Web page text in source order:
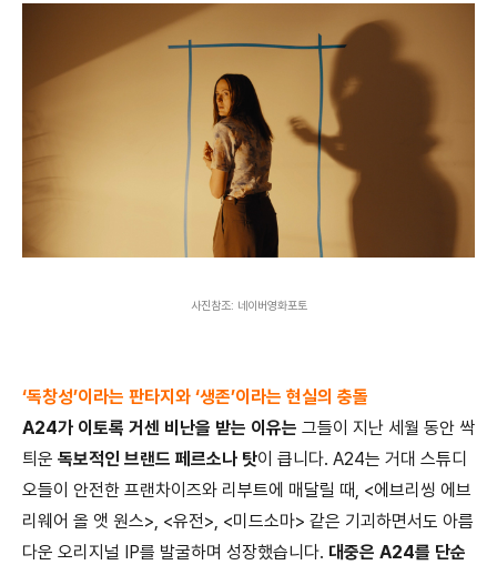
사진참조: 네이버영화포토
‘독창성’이라는 판타지와 ‘생존’이라는 현실의 충돌
A24가 이토록 거센 비난을 받는 이유는 그들이 지난 세월 동안 싹
틔운 독보적인 브랜드 페르소나 탓이 큽니다. A24는 거대 스튜디
오들이 안전한 프랜차이즈와 리부트에 매달릴 때, <에브리씽 에브
리웨어 올 앳 원스>, <유전>, <미드소마> 같은 기괴하면서도 아름
다운 오리지널 IP를 발굴하며 성장했습니다. 대중은 A24를 단순